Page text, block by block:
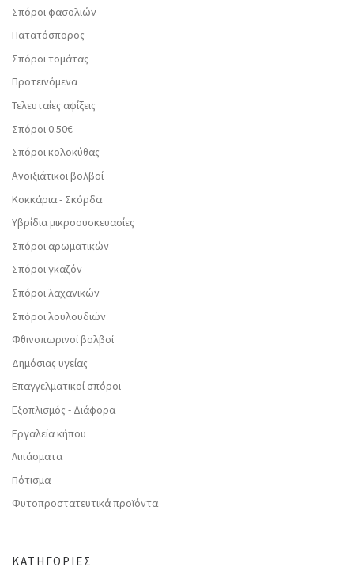
Σπόροι φασολιών
Πατατόσπορος
Σπόροι τομάτας
Προτεινόμενα
Τελευταίες αφίξεις
Σπόροι 0.50€
Σπόροι κολοκύθας
Ανοιξιάτικοι βολβοί
Κοκκάρια - Σκόρδα
Υβρίδια μικροσυσκευασίες
Σπόροι αρωματικών
Σπόροι γκαζόν
Σπόροι λαχανικών
Σπόροι λουλουδιών
Φθινοπωρινοί βολβοί
Δημόσιας υγείας
Επαγγελματικοί σπόροι
Εξοπλισμός - Διάφορα
Εργαλεία κήπου
Λιπάσματα
Πότισμα
Φυτοπροστατευτικά προϊόντα
ΚΑΤΗΓΟΡΊΕΣ